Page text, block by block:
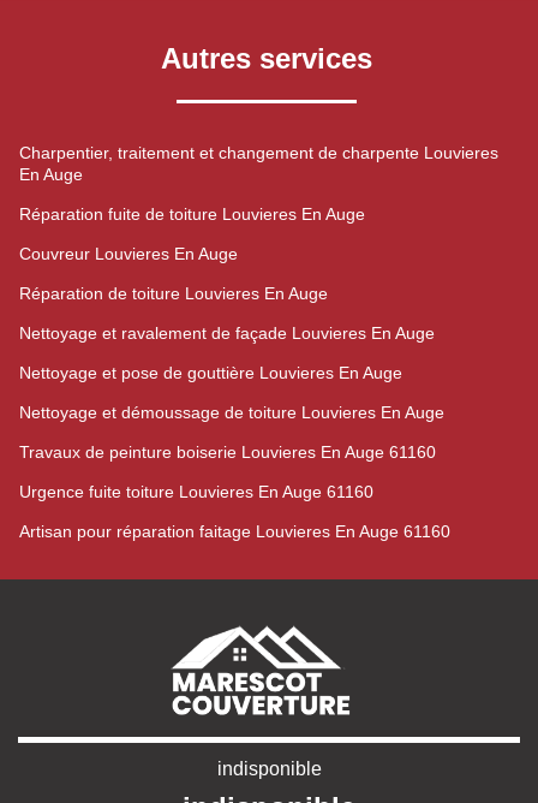
Autres services
Charpentier, traitement et changement de charpente Louvieres
En Auge
Réparation fuite de toiture Louvieres En Auge
Couvreur Louvieres En Auge
Réparation de toiture Louvieres En Auge
Nettoyage et ravalement de façade Louvieres En Auge
Nettoyage et pose de gouttière Louvieres En Auge
Nettoyage et démoussage de toiture Louvieres En Auge
Travaux de peinture boiserie Louvieres En Auge 61160
Urgence fuite toiture Louvieres En Auge 61160
Artisan pour réparation faitage Louvieres En Auge 61160
indisponible